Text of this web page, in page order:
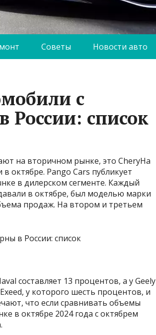
Советы Новости авто
с
России: список
на вторичном рынке, это CheryНа
октябре. Pango Cars публикует
в дилерском сегменте. Каждый
в октябре, был моделью марки
продаж. На втором и третьем
составляет 13 процентов, а у Geely
у которого шесть процентов, и
что если сравнивать объемы
в октябре 2024 года с октябрем